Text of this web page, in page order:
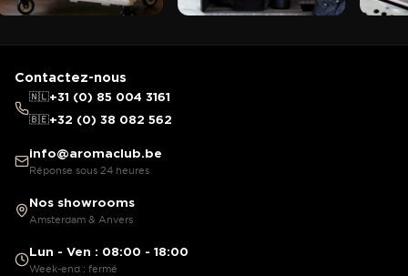
Contactez-nous
🇳🇱+31 (0) 85 004 3161
🇧🇪+32 (0) 38 082 562
info@aromaclub.be
Réponse sous 24 heures
Nos showrooms
Amsterdam & Anvers
Lun - Ven : 08:00 - 18:00
Week-end : fermé